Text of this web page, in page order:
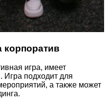
корпоратив
игра, имеет
Игра подходит для
а также может